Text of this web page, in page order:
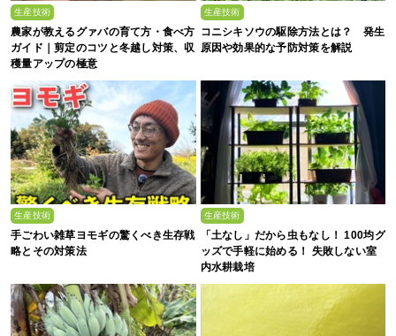
生産技術
農家が教えるグァバの育て方・食べ方
ガイド｜剪定のコツと冬越し対策、収
穫量アップの極意
生産技術
コニシキソウの駆除方法とは？ 発生
原因や効果的な予防対策を解説
生産技術
手ごわい雑草ヨモギの驚くべき生存戦
略とその対策法
生産技術
「土なし」だから虫もなし！ 100均グ
ッズで手軽に始める！ 失敗しない室
内水耕栽培